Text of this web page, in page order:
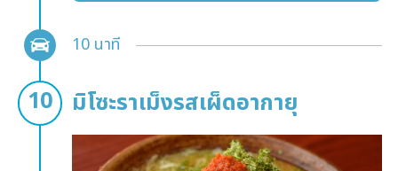
10 นาที
มิโซะราเม็งรสเผ็ดอากายุ